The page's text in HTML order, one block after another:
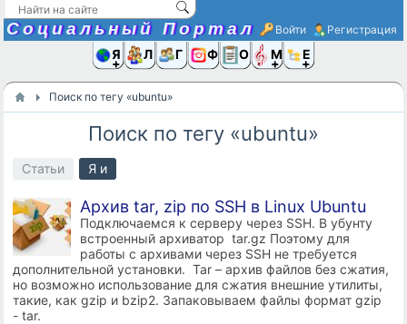
Социальный Портал Войти Регистрация
Я иЛюди
Группы
Фото Ещё
Поиск по тегу «ubuntu»
Поиск по тегу «ubuntu»
Статьи Я и
Архив tar, zip по SSH в Linux Ubuntu
Подключаемся к серверу через SSH. В убунту
встроенный архиватор tar.gz Поэтому для
работы с архивами через SSH не требуется
дополнительной установки. Tar – архив файлов без сжатия,
но возможно использование для сжатия внешние утилиты,
такие, как gzip и bzip2. Запаковываем файлы формат gzip
- tar.